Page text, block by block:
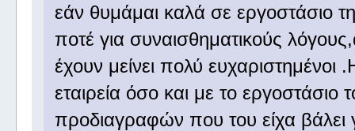
εάν θυμάμαι καλά σε εργοστάσιο
ποτέ για συναισθηματικούς
έχουν μείνει πολύ
εταιρεία όσο και με το
προδιαγραφών που του είχα βάλει